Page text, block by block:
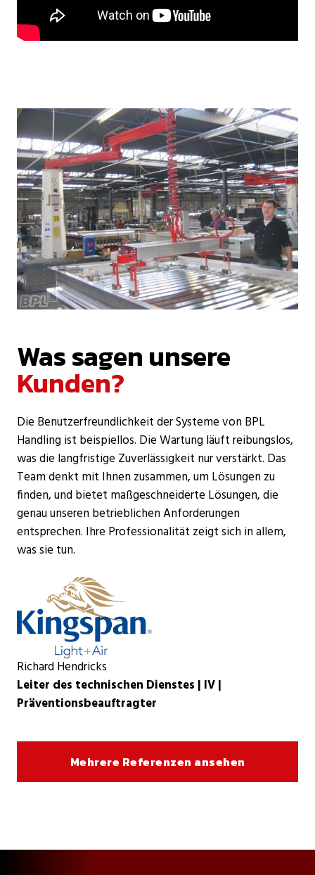
Was sagen unsere
Kunden?
Die Benutzerfreundlichkeit der Systeme von BPL
Handling ist beispiellos. Die Wartung läuft reibungslos,
was die langfristige Zuverlässigkeit nur verstärkt. Das
Team denkt mit Ihnen zusammen, um Lösungen zu
finden, und bietet maßgeschneiderte Lösungen, die
genau unseren betrieblichen Anforderungen
entsprechen. Ihre Professionalität zeigt sich in allem,
was sie tun.
Richard Hendricks
Leiter des technischen Dienstes | IV |
Präventionsbeauftragter
Mehrere Referenzen ansehen